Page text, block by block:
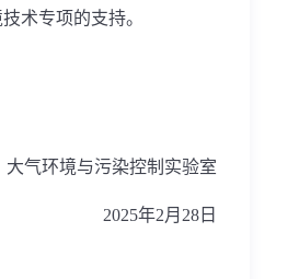
术专项的支持。
大气环境与污染控制实验室
2025年2月 28 日